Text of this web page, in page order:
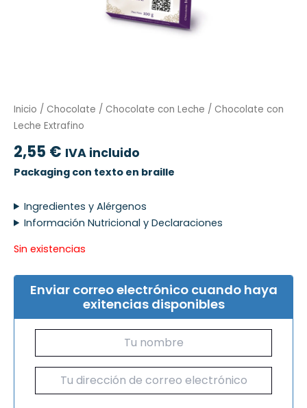
Inicio / Chocolate / Chocolate con Leche / Chocolate con
Leche Extrafino
2,55 € IVA incluido
Packaging con texto en braille
Ingredientes y Alérgenos
Información Nutricional y Declaraciones
Sin existencias
Enviar correo electrónico cuando haya
exitencias disponibles